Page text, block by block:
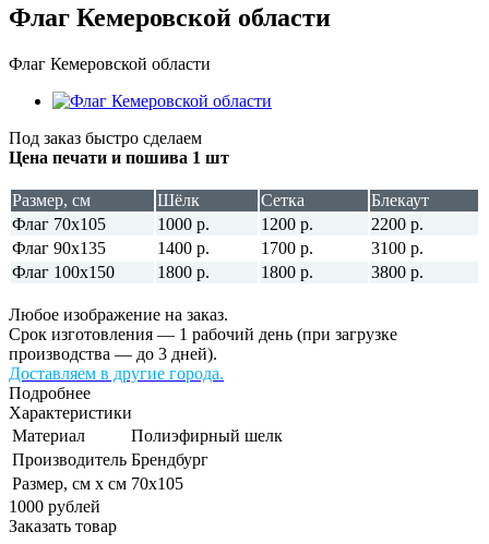
Флаг Кемеровской области
Флаг Кемеровской области
Под заказ быстро сделаем
Цена печати и пошива 1 шт
Размер, см Шёлк Сетка
Блекаут
Флаг 70х105
1000 р. 1200 р.
2200 р.
Флаг 90х135
1400 р. 1700 р.
3100 р.
Флаг 100х150
1800 р. 1800 р. 3800 р.
Любое изображение на заказ.
Срок изготовления — 1 рабочий день (при загрузке
производства — до 3 дней).
Доставляем в другие города.
Подробнее
Характеристики
Материал
Полиэфирный шелк
Производитель Брендбург
Размер, см х см 70х105
1000 рублей
Заказать товар